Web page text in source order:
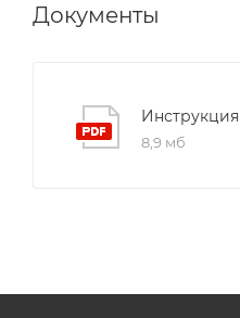
Документы
Инструкция
8,9 мб